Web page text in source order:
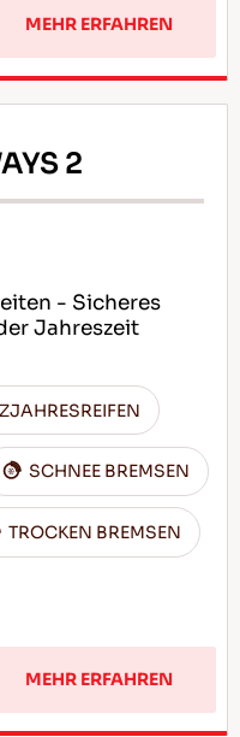
MEHR ERFAHREN
2
- Sicheres
Jahreszeit
SCHNEE BREMSEN
TROCKEN BREMSEN
MEHR ERFAHREN